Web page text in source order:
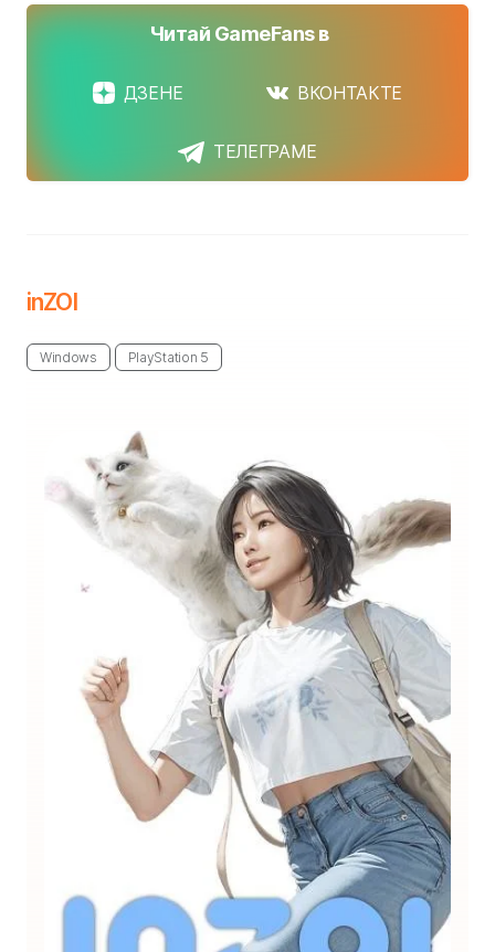
Читай GameFans в
ДЗЕНЕ ВКОНТАКТЕ
ТЕЛЕГРАМЕ
inZOI
Windows PlayStation 5